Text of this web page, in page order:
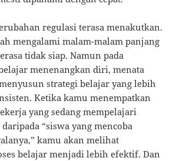
regulasi terasa menakutkan.
mengalami malam-malam panjang
tidak siap. Namun pada
menenangkan diri, menata
strategi belajar yang lebih
Ketika kamu menempatkan
yang sedang mempelajari
“siswa yang mencoba
kamu akan melihat
belajar menjadi lebih efektif. Dan